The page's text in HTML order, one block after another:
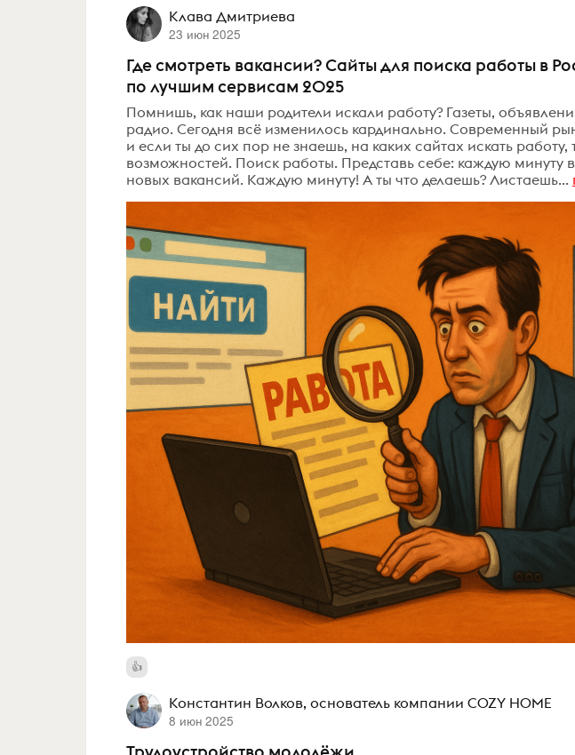
Клава Дмитриева
23 июн 2025
Где смотреть вакансии? Сайты для поиска работы в
по лучшим сервисам 2025
Помнишь, как наши родители искали работу? Газеты,
радио. Сегодня всё изменилось кардинально. Современный
и если ты до сих пор не знаешь, на каких сайтах искать
возможностей. Поиск работы. Представь себе: каждую минуту
новых вакансий. Каждую минуту! А ты что делаешь? Листаешь...
Константин Волков, основатель компании COZY HOME
8 июн 2025